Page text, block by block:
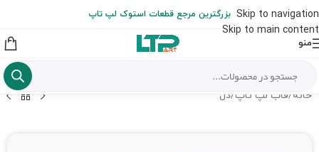
Skip to navigation
Skip to main content
از شهرستان به عهده مشتری است)
بزرگترین مرجع قطعات استوک لپ تاپ
منو
خانه /قاب لپ تاپ/دل